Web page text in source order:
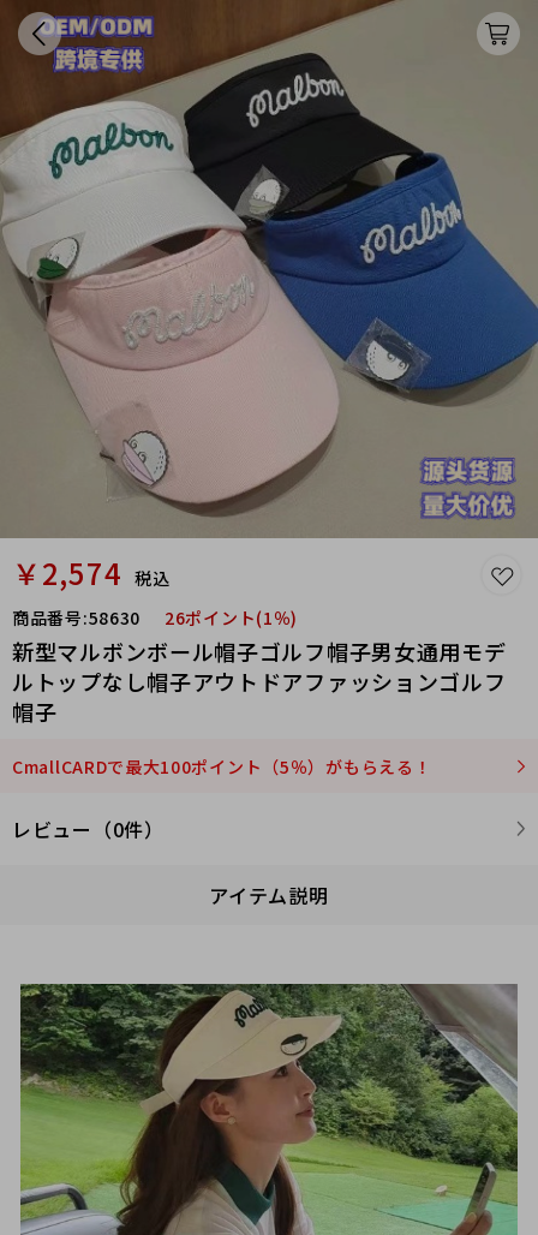
￥2,574 税込
商品番号:58630 26ポイント(1％)
新型マルボンボール帽子ゴルフ帽子男女通用モデ
ルトップなし帽子アウトドアファッションゴルフ
帽子
CmallCARDで最大100ポイント（5％）がもらえる！
レビュー（0件）
アイテム説明